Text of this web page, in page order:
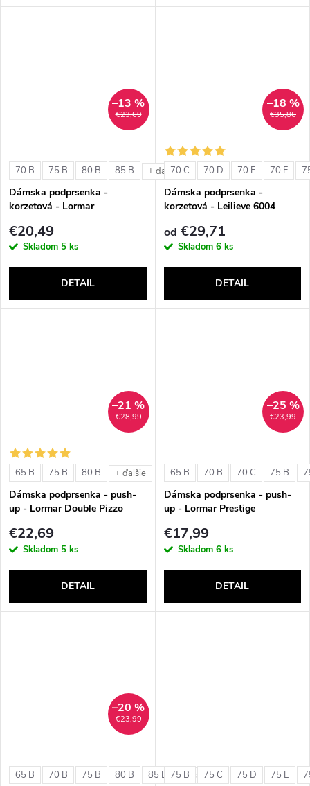
€23,69
–13 %
70 B 75 B 80 B 85 B + ďalšie
Dámska podprsenka -
korzetová - Lormar
€20,49
Skladom 5 ks
DETAIL
€35,86
–18 %
70 C 70 D 70 E 70 F
Dámska podprsenka -
korzetová - Leilieve 6004
od €29,71
Skladom 6 ks
DETAIL
€28,99
–21 %
65 B 75 B 80 B + ďalšie
Dámska podprsenka - push-
up - Lormar Double Pizzo
€22,69
Skladom 5 ks
DETAIL
€23,99
–25 %
65 B 70 B 70 C 75 B
Dámska podprsenka - push-
up - Lormar Prestige
€17,99
Skladom 6 ks
DETAIL
€23,99
–20 %
65 B 70 B 75 B 80 B 85 B + ďalšie
75 B 75 C 75 D 75 E